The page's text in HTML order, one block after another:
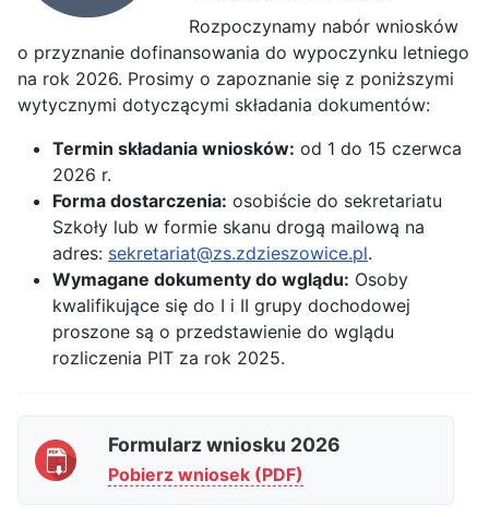
Rozpoczynamy nabór wniosków
o przyznanie dofinansowania do wypoczynku letniego
na rok 2026. Prosimy o zapoznanie się z poniższymi
wytycznymi dotyczącymi składania dokumentów:
Termin składania wniosków: od 1 do 15 czerwca
2026 r.
Forma dostarczenia: osobiście do sekretariatu
Szkoły lub w formie skanu drogą mailową na
adres: sekretariat@zs.zdzieszowice.pl.
Wymagane dokumenty do wglądu: Osoby
kwalifikujące się do I i II grupy dochodowej
proszone są o przedstawienie do wglądu
rozliczenia PIT za rok 2025.
Formularz wniosku 2026
Pobierz wniosek (PDF)